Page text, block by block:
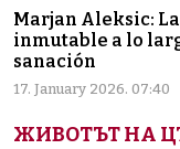
Marjan Aleksic:
inmutable a lo
sanación
17. January 2026. 07:40
ЖИВОТЪТ НА